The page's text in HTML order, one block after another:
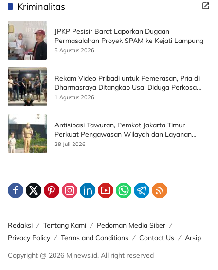
Kriminalitas
JPKP Pesisir Barat Laporkan Dugaan
Permasalahan Proyek SPAM ke Kejati Lampung
5 Agustus 2026
Rekam Video Pribadi untuk Pemerasan, Pria di
Dharmasraya Ditangkap Usai Diduga Perkosa
Korban
1 Agustus 2026
Antisipasi Tawuran, Pemkot Jakarta Timur
Perkuat Pengawasan Wilayah dan Layanan
Publik
28 Juli 2026
Redaksi Tentang Kami
Pedoman Media Siber
Privacy Policy
Terms and Conditions Contact Us
Arsip
Copyright @ 2026 Mjnews.id. All right reserved